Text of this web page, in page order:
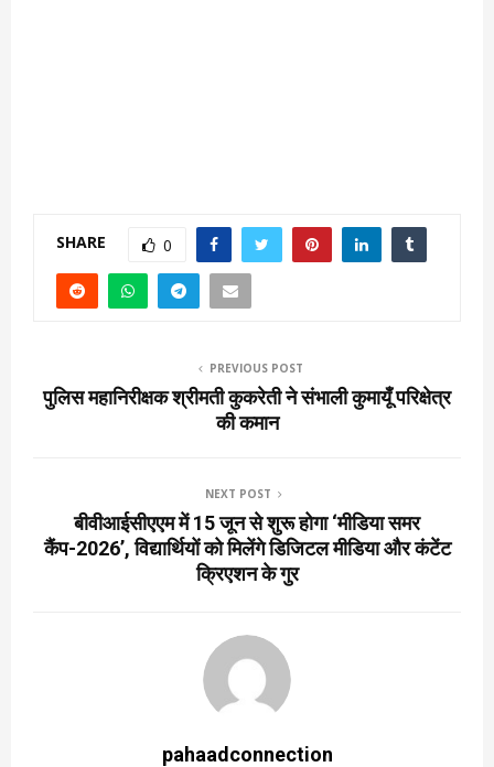
SHARE 0
PREVIOUS POST
पुलिस महानिरीक्षक श्रीमती कुकरेती ने संभाली कुमायूँ परिक्षेत्र
की कमान
NEXT POST
बीवीआईसीएएम में 15 जून से शुरू होगा ‘मीडिया समर
कैंप-2026’, विद्यार्थियों को मिलेंगे डिजिटल मीडिया और कंटेंट
क्रिएशन के गुर
pahaadconnection